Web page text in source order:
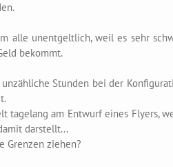
alle unentgeltlich, weil es sehr
bekommt.
Stunden bei der
tagelang am Entwurf eines Flyers,
darstellt...
Grenzen ziehen?